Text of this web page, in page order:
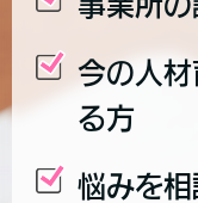
今の人
る方
悩みを